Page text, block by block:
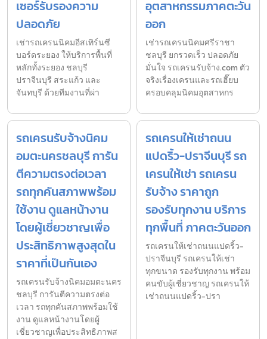
เซอร์รับรองความ
ปลอดภัย
เช่ารถเครนนิคมอีสเทิร์นซี
บอร์ดระยอง ให้บริการพื้นที่
หลักทั้งระยอง ชลบุรี
ปราจีนบุรี สระแก้ว และ
จันทบุรี ด้วยทีมงานที่ผ่า
อุตสาหกรรมภาคตะวัน
ออก
เช่ารถเครนนิคมศรีราชา
ชลบุรี ยกรวดเร็ว ปลอดภัย
มั่นใจ รถเครนรับจ้าง.com ตัว
จริงเรื่องเครนและรถเฮี๊ยบ
ครอบคลุมนิคมอุตสาหกร
รถเครนรับจ้างนิคม
อมตะนครชลบุรี การัน
ตีความตรงต่อเวลา
รถทุกคันสภาพพร้อม
ใช้งาน ดูแลหน้างาน
โดยผู้เชี่ยวชาญเพื่อ
ประสิทธิภาพสูงสุดใน
ราคาที่เป็นกันเอง
รถเครนรับจ้างนิคมอมตะนคร
ชลบุรี การันตีความตรงต่อ
เวลา รถทุกคันสภาพพร้อมใช้
งาน ดูแลหน้างานโดยผู้
เชี่ยวชาญเพื่อประสิทธิภาพส
รถเครนให้เช่าถนน
แปดริ้ว-ปราจีนบุรี รถ
เครนให้เช่า รถเครน
รับจ้าง ราคาถูก
รองรับทุกงาน บริการ
ทุกพื้นที่ ภาคตะวันออก
รถเครนให้เช่าถนนแปดริ้ว-
ปราจีนบุรี รถเครนให้เช่า
ทุกขนาด รองรับทุกงาน พร้อม
คนขับผู้เชี่ยวชาญ รถเครนให้
เช่าถนนแปดริ้ว-ปรา